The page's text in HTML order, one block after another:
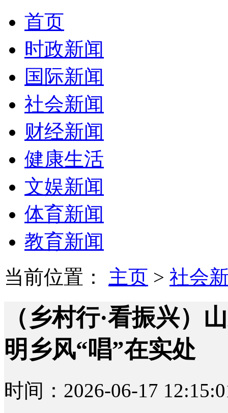
首页
时政新闻
国际新闻
社会新闻
财经新闻
健康生活
文娱新闻
体育新闻
教育新闻
当前位置： 主页 > 社会
（乡村行·看振兴）
明乡风“唱”在实处
时间：2026-06-17